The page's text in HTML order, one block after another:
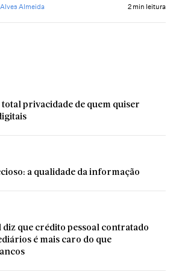
Almeida 2 min leitura
privacidade de quem quiser
a qualidade da informação
diz que crédito pessoal contratado
é mais caro do que